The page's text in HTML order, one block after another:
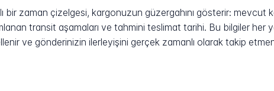
bir zaman çizelgesi, kargonuzun güzergahını gösterir: mevcut
transit aşamaları ve tahmini teslimat tarihi. Bu bilgiler her
ve gönderinizin ilerleyişini gerçek zamanlı olarak takip